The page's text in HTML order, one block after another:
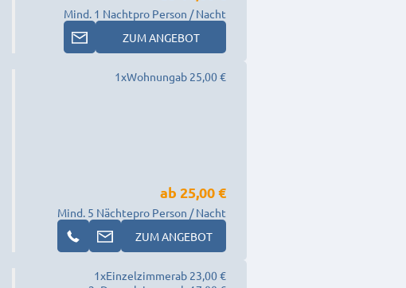
Mind. 1 Nachtpro Person / Nacht
ZUM ANGEBOT
1xWohnungab 25,00 €
Mind. 5 Nächte
ab 25,00 €
pro Person / Nacht
ZUM ANGEBOT
1xEinzelzimmerab 23,00 €